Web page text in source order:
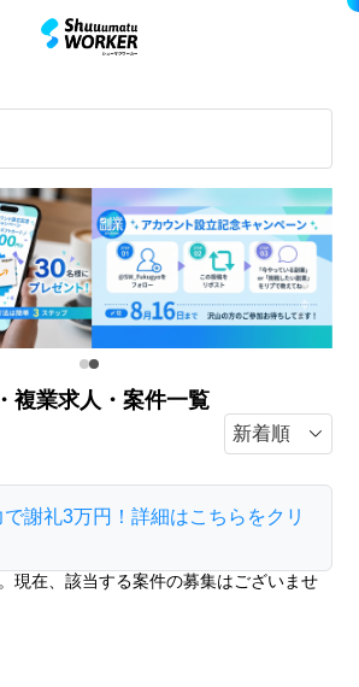
複業求人・案件一覧
謝礼3万円！詳細はこちらをクリ
現在、該当する案件の募集はございませ